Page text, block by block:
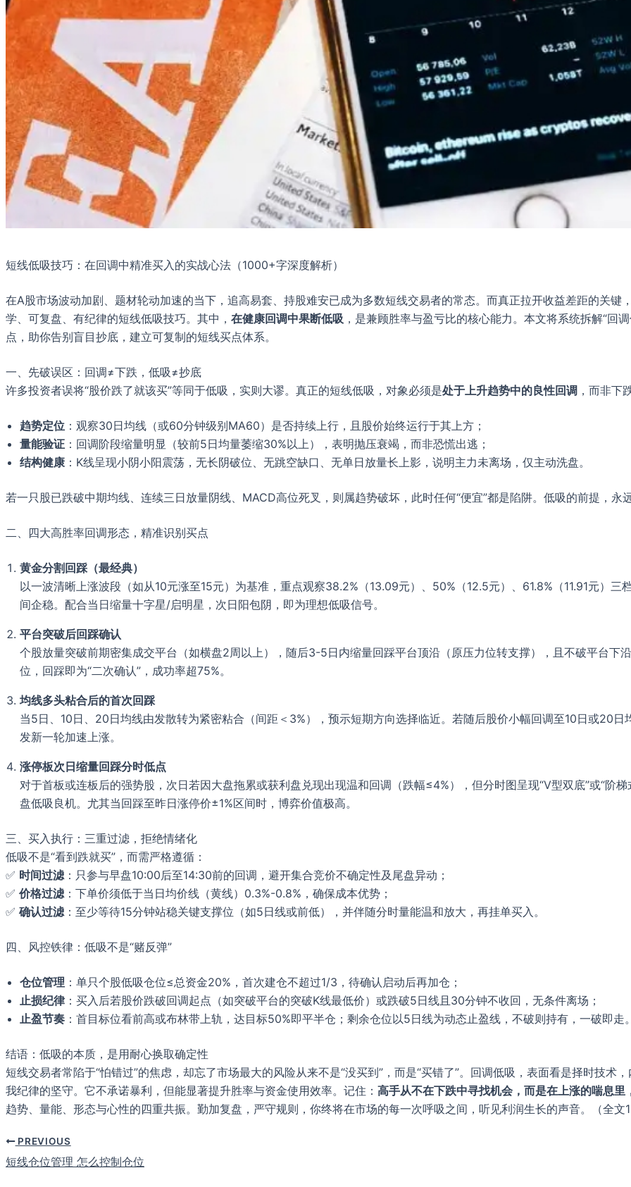
短线低吸技巧：在回调中精准买入的实战心法（1000+字深度解析）
在A股市场波动加剧、题材轮动加速的当下，追高易套、持股难安已成为多数短线交易者的常态。而真正拉开收益差距的关
学、可复盘、有纪律的短线低吸技巧。其中， 在健康回调中果断低吸 ，是兼顾胜率与盈亏比的核心能力。本文将系统拆解“回
点，助你告别盲目抄底，建立可复制的短线买点体系。
一、先破误区：回调≠下跌，低吸≠抄底
许多投资者误将“股价跌了就该买”等同于低吸，实则大谬。真正的短线低吸，对象必须是处于上升趋势中的良性回调 ，而非下
趋势定位 ：观察30日均线（或60分钟级别MA60）是否持续上行，且股价始终运行于其上方；
量能验证 ：回调阶段缩量明显（较前5日均量萎缩30%以上），表明抛压衰竭，而非恐慌出逃；
结构健康 ：K线呈现小阴小阳震荡，无长阴破位、无跳空缺口、无单日放量长上影，说明主力未离场，仅主动洗盘。
若一只股已跌破中期均线、连续三日放量阴线、MACD高位死叉，则属趋势破坏，此时任何“便宜”都是陷阱。低吸的前提，永
二、四大高胜率回调形态，精准识别买点
黄金分割回踩（最经典）
以一波清晰上涨波段（如从10元涨至15元）为基准，重点观察38.2%（13.09元）、50%（12.5元）、61.8%（11.91元）
间企稳。配合当日缩量十字星/启明星，次日阳包阴，即为理想低吸信号。
平台突破后回踩确认
个股放量突破前期密集成交平台（如横盘2周以上），随后3-5日内缩量回踩平台顶沿（原压力位转支撑），且不破平台下
位，回踩即为“二次确认”，成功率超75%。
均线多头粘合后的首次回踩
当5日、10日、20日均线由发散转为紧密粘合（间距＜3%），预示短期方向选择临近。若随后股价小幅回调至10日或20
发新一轮加速上涨。
涨停板次日缩量回踩分时低点
对于首板或连板后的强势股，次日若因大盘拖累或获利盘兑现出现温和回调（跌幅≤4%），但分时图呈现“V型双底”或“阶
盘低吸良机。尤其当回踩至昨日涨停价±1%区间时，博弈价值极高。
三、买入执行：三重过滤，拒绝情绪化
低吸不是“看到跌就买”，而需严格遵循：
✅ 时间过滤：只参与早盘10:00后至14:30前的回调，避开集合竞价不确定性及尾盘异动；
✅ 价格过滤：下单价须低于当日均价线（黄线）0.3%-0.8%，确保成本优势；
✅ 确认过滤：至少等待15分钟站稳关键支撑位（如5日线或前低），并伴随分时量能温和放大，再挂单买入。
四、风控铁律：低吸不是“赌反弹”
仓位管理 ：单只个股低吸仓位≤总资金20%，首次建仓不超过1/3，待确认启动后再加仓；
止损纪律：买入后若股价跌破回调起点（如突破平台的突破K线最低价）或跌破5日线且30分钟不收回，无条件离场；
止盈节奏 ：首目标位看前高或布林带上轨，达目标50%即平半仓；剩余仓位以5日线为动态止盈线，不破则持有，一破即走
结语：低吸的本质，是用耐心换取确定性
短线交易者常陷于“怕错过”的焦虑，却忘了市场最大的风险从来不是“没买到”，而是“买错了”。回调低吸，表面看是择时技术
我纪律的坚守。它不承诺暴利，但能显著提升胜率与资金使用效率。记住： 高手从不在下跌中寻找机会，而是在上涨的喘息里
趋势、量能、形态与心性的四重共振。勤加复盘，严守规则，你终将在市场的每一次呼吸之间，听见利润生长的声音。（全文
PREVIOUS
短线仓位管理 怎么控制仓位